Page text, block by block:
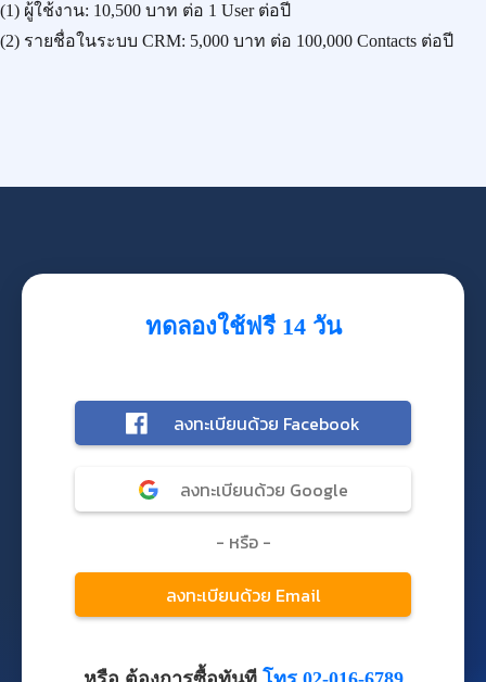
(1) ผู้ใช้งาน: 10,500 บาท ต่อ 1 User ต่อปี
(2) รายชื่อในระบบ CRM: 5,000 บาท ต่อ 100,000 Contacts ต่อปี
ทดลองใช้ฟรี 14 วัน